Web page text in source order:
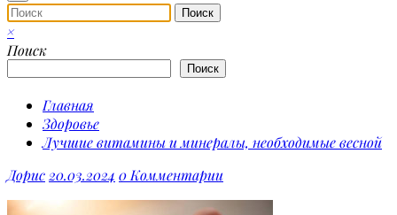
×
Поиск
Поиск
Главная
Здоровье
Лучшие витамины и минералы, необходимые весной
Дорис 20.03.2024 0 Комментарии